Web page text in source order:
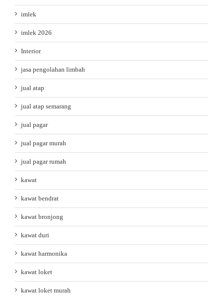
imlek
imlek 2026
Interior
jasa pengolahan limbah
jual atap
jual atap semarang
jual pagar
jual pagar murah
jual pagar rumah
kawat
kawat bendrat
kawat bronjong
kawat duri
kawat harmonika
kawat loket
kawat loket murah